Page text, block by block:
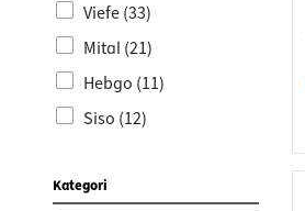
Viefe (33)
Mital (21)
Hebgo (11)
Siso (12)
Vormann (5)
Kategori